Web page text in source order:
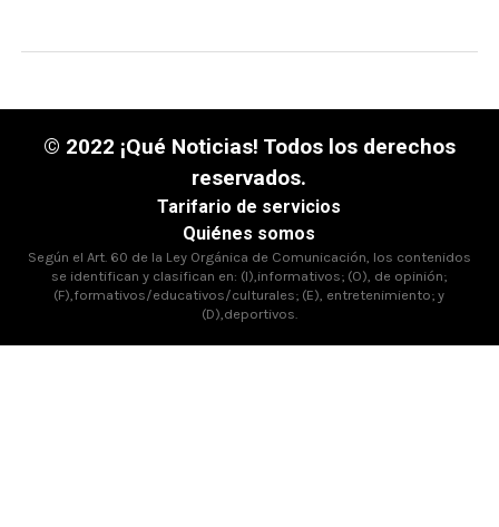
© 2022 ¡Qué Noticias! Todos los derechos
reservados.
Tarifario de servicios
Quiénes somos
Según el Art. 60 de la Ley Orgánica de Comunicación, los contenidos
se identifican y clasifican en: (I),informativos; (O), de opinión;
(F),formativos/educativos/culturales; (E), entretenimiento; y
(D),deportivos.